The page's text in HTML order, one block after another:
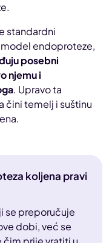
standardni
endoproteze,
posebni
njemu i
. Upravo ta
čini temelj i suštinu
koljena pravi
se preporučuje
dobi, već se